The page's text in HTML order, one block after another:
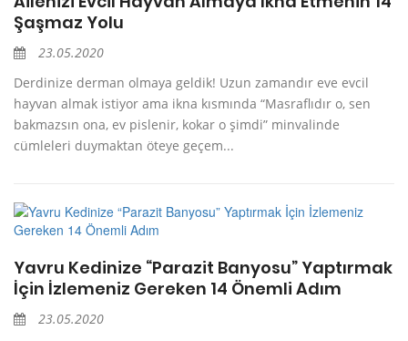
Şaşmaz Yolu
23.05.2020
Derdinize derman olmaya geldik! Uzun zamandır eve evcil
hayvan almak istiyor ama ikna kısmında “Masraflıdır o, sen
bakmazsın ona, ev pislenir, kokar o şimdi” minvalinde
cümleleri duymaktan öteye geçem...
Yavru Kedinize “Parazit Banyosu” Yaptırmak
İçin İzlemeniz Gereken 14 Önemli Adım
23.05.2020